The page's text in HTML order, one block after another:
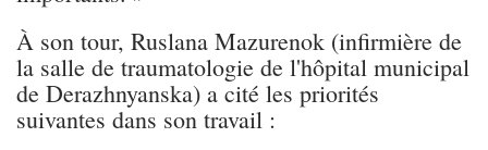
À son tour, Ruslana Mazurenok (infirmière de
la salle de traumatologie de l'hôpital municipal
de Derazhnyanska) a cité les priorités
suivantes dans son travail :